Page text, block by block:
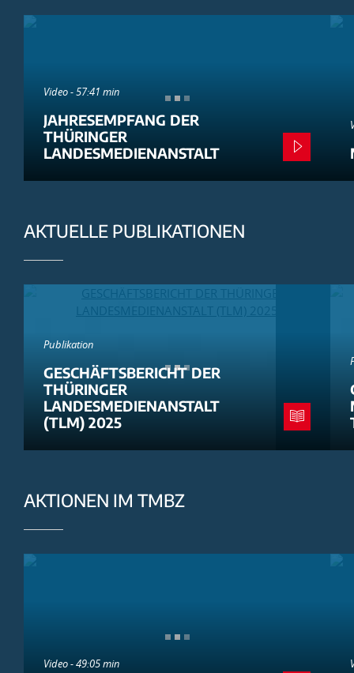
Video - 57:41 min
JAHRESEMPFANG DER
THÜRINGER
LANDESMEDIENANSTALT
AKTUELLE PUBLIKATIONEN
Publikation
GESCHÄFTSBERICHT DER
THÜRINGER
LANDESMEDIENANSTALT
(TLM) 2025
AKTIONEN IM TMBZ
Video - 49:05 min